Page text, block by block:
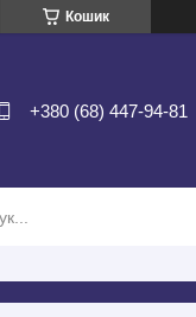
Кошик
+380 (68) 447-94-81